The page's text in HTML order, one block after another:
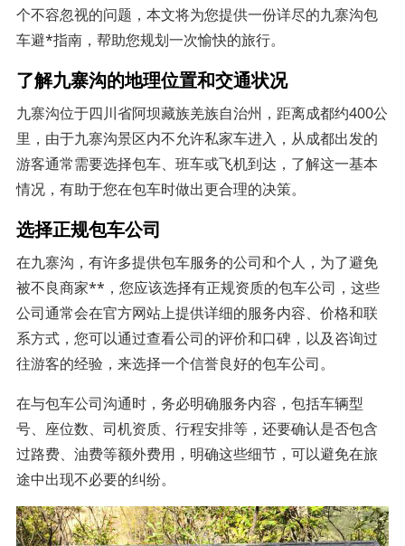
个不容忽视的问题，本文将为您提供一份详尽的九寨沟包
车避*指南，帮助您规划一次愉快的旅行。
了解九寨沟的地理位置和交通状况
九寨沟位于四川省阿坝藏族羌族自治州，距离成都约400公
里，由于九寨沟景区内不允许私家车进入，从成都出发的
游客通常需要选择包车、班车或飞机到达，了解这一基本
情况，有助于您在包车时做出更合理的决策。
选择正规包车公司
在九寨沟，有许多提供包车服务的公司和个人，为了避免
被不良商家**，您应该选择有正规资质的包车公司，这些
公司通常会在官方网站上提供详细的服务内容、价格和联
系方式，您可以通过查看公司的评价和口碑，以及咨询过
往游客的经验，来选择一个信誉良好的包车公司。
在与包车公司沟通时，务必明确服务内容，包括车辆型
号、座位数、司机资质、行程安排等，还要确认是否包含
过路费、油费等额外费用，明确这些细节，可以避免在旅
途中出现不必要的纠纷。